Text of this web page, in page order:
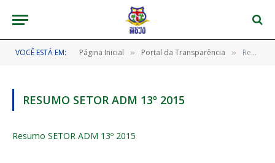
VOCÊ ESTÁ EM: Página Inicial » Portal da Transparência » Resumo SETOR ADM 13º 2015
RESUMO SETOR ADM 13º 2015
Resumo SETOR ADM 13º 2015